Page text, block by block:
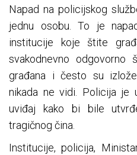
Napad na policijskog
jednu osobu. To je
institucije koje štite
svakodnevno odgovorno
građana i često su
nikada ne vidi. Policija je
uviđaj kako bi bile
tragičnog čina.
Institucije, policija,